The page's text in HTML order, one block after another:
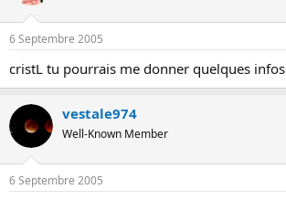
6 Septembre 2005
cristL tu pourrais me donner quelques
vestale974
Well-Known Member
6 Septembre 2005